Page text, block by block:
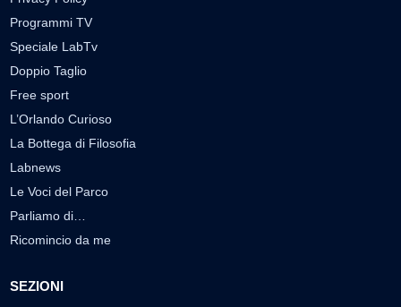
Programmi TV
Speciale LabTv
Doppio Taglio
Free sport
L’Orlando Curioso
La Bottega di Filosofia
Labnews
Le Voci del Parco
Parliamo di…
Ricomincio da me
SEZIONI